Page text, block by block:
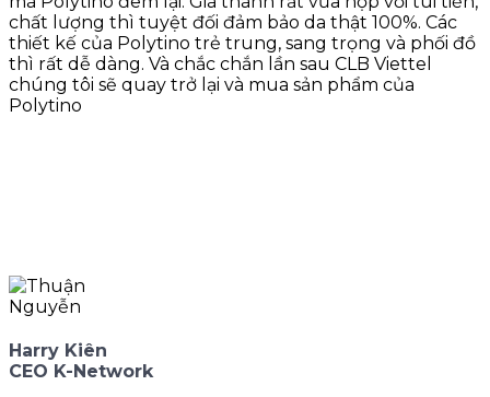
chất lượng thì tuyệt đối đảm bảo da thật 100%. Các
thiết kế của Polytino trẻ trung, sang trọng và phối đồ
thì rất dễ dàng. Và chắc chắn lần sau CLB Viettel
chúng tôi sẽ quay trở lại và mua sản phẩm của
Polytino
Harry Kiên
CEO K-Network